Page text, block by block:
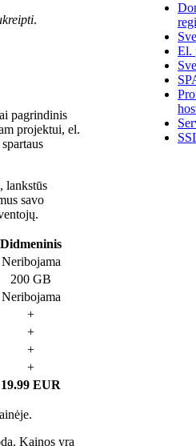
.
pagrindinis
projektui, el.
lankstūs
savo
Didmeninis
Neribojama
200 GB
Neribojama
+
+
+
+
19.99 EUR
Kainos yra
El.